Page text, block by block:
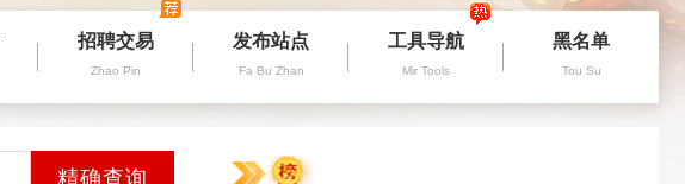
招聘交易
Zhao Pin
发布站点
Fa Bu Zhan
工具导航
Mir Tools
黑名单
Tou Su